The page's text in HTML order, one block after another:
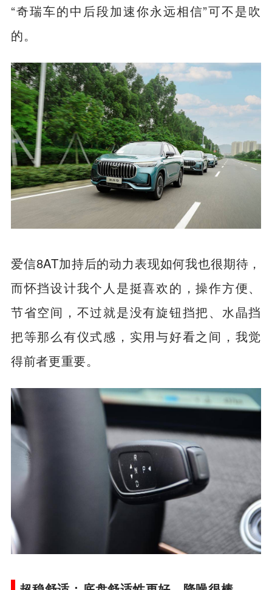
可以带来更好的反馈，所以坊间流传的那句
“奇瑞车的中后段加速你永远相信”可不是吹
的。
爱信8AT加持后的动力表现如何我也很期待，
而怀挡设计我个人是挺喜欢的，操作方便、
节省空间，不过就是没有旋钮挡把、水晶挡
把等那么有仪式感，实用与好看之间，我觉
得前者更重要。